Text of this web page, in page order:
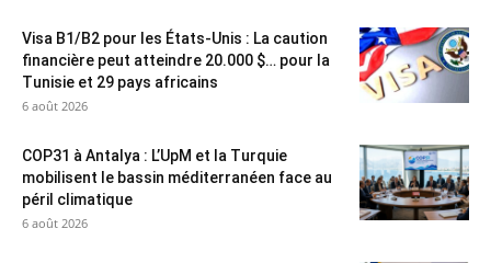
Visa B1/B2 pour les États-Unis : La caution
financière peut atteindre 20.000 $… pour la
Tunisie et 29 pays africains
6 août 2026
COP31 à Antalya : L’UpM et la Turquie
mobilisent le bassin méditerranéen face au
péril climatique
6 août 2026